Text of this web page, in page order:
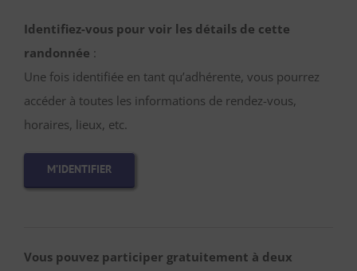
Identifiez-vous pour voir les détails de cette
randonnée :
Une fois identifiée en tant qu’adhérente, vous pourrez
accéder à toutes les informations de rendez-vous,
horaires, lieux, etc.
M’IDENTIFIER
Vous pouvez participer gratuitement à deux